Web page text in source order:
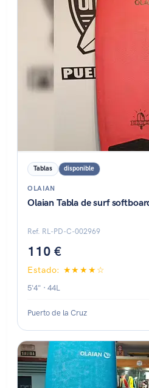
Tablas disponible
OLAIAN
Olaian Tabla de surf
Ref. RL-PD-C-002969
110 €
Estado: ★★★★☆
5'4" · 44L
Puerto de la Cruz
Estado: ★★★★☆